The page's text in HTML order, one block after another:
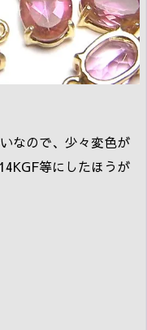
なので、少々変色が
等にしたほうが